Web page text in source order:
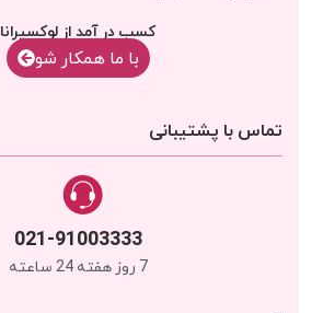
کسب در آمد از لوکسیرانا
با‌‌ ما همکار شو
تماس با پشتیبانی
021-91003333
7 روز هفته 24 ساعته